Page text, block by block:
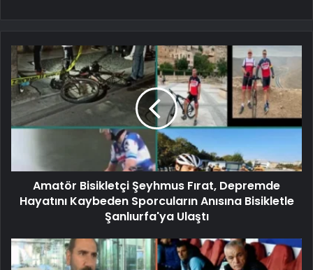
Amatör Bisikletçi Şeyhmus Fırat, Depremde
Hayatını Kaybeden Sporcuların Anısına Bisikletle
Şanlıurfa'ya Ulaştı